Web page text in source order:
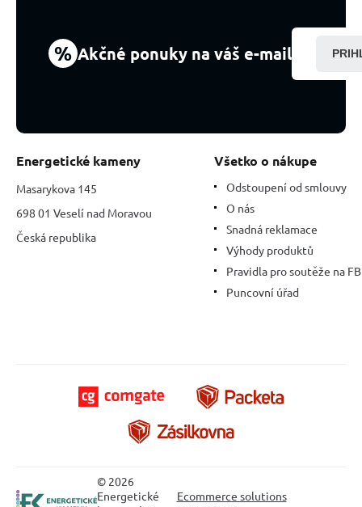
% Akčné ponuky na váš e-mail
Energetické kameny
Masarykova 145
698 01 Veselí nad Moravou
Česká republika
Všetko o nákupe
Odstoupení od smlouvy
O nás
Snadná reklamace
Výhody produktů
Pravidla pro soutěže na FB
Puncovní úřad
© 2026
Energetické
Ecommerce solutions